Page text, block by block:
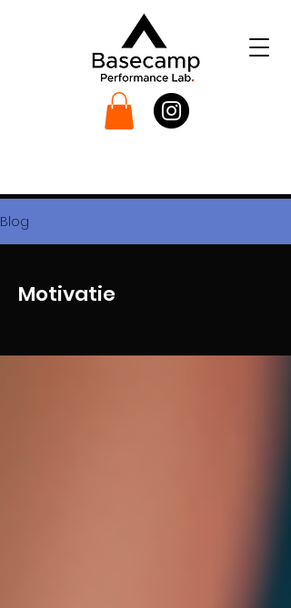
Blog
Motivatie